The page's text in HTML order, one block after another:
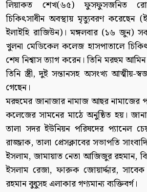
লিয়াকত শেখ(৬৫) ফুসফুসজনিত
চিকিৎসাধীন অবস্থায় মৃত্যুবরণ করেছেন
ইলাইহি রাজিউন)। মঙ্গলবার (১৬ জুন)
খুলনা মেডিকেল কলেজ হাসপাতালে
শেষ নিশ্বাস ত্যাগ করেন। তিনি মরহুম
তিনি স্ত্রী, দুই সন্তানসহ অসংখ্য আত্মীয়-
গেছেন।
মরহুমের জানাজার নামাজ আছর নামাজের
কলেজের সামনের মাঠে অনুষ্ঠিত হয়।
তালা সদর ইউনিয়ন পরিষদের প্যানেল
রাজ্জাক, তালা প্রেসক্লাবের সভাপতি
ইসলাম, জামায়াত নেতা আজিজুর রহমান,
ইসলাম রেজা, ফারুক জোয়ার্দ্দার,
রহমান বুধুসহ এলাকার গণ্যমান্য ব্যক্তিবর্গ।